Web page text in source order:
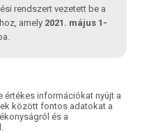
rendszert vezetett be a
amely 2021. május 1-
értékes információkat nyújt a
között fontos adatokat a
és a